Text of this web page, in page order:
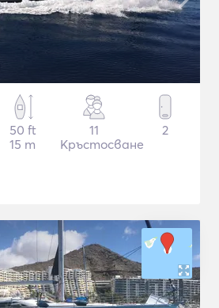
50 ft
15 m
11
Кръстосване
2